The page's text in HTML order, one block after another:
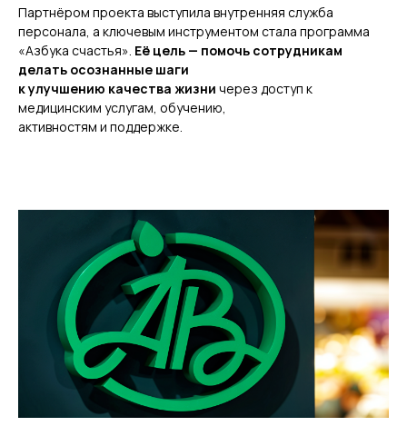
Партнёром проекта выступила внутренняя служба
персонала, а ключевым инструментом стала программа
«Азбука счастья». Её цель — помочь сотрудникам
делать осознанные шаги
к улучшению качества жизни через доступ к
медицинским услугам, обучению,
активностям и поддержке.